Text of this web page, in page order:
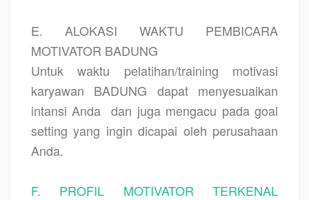
E. ALOKASI WAKTU PEMBICARA
MOTIVATOR BADUNG
Untuk waktu pelatihan/training motivasi
karyawan BADUNG dapat menyesuaikan
intansi Anda dan juga mengacu pada goal
setting yang ingin dicapai oleh perusahaan
Anda.
F. PROFIL MOTIVATOR TERKENAL